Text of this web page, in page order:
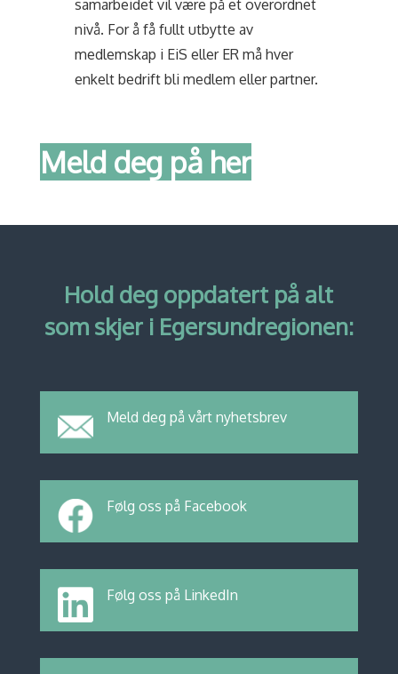
samarbeidet vil være på et overordnet
nivå. For å få fullt utbytte av
medlemskap i EiS eller ER må hver
enkelt bedrift bli medlem eller partner.
Meld deg på her
Hold deg oppdatert på alt
som skjer i Egersundregionen:
Meld deg på vårt nyhetsbrev
Følg oss på Facebook
Følg oss på LinkedIn